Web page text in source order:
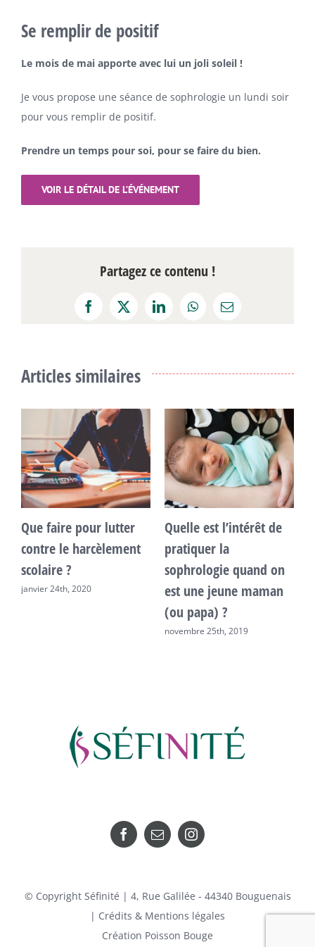
Se remplir de positif
Le mois de mai apporte avec lui un joli soleil !
Je vous propose une séance de sophrologie un lundi soir
pour vous remplir de positif.
Prendre un temps pour soi, pour se faire du bien.
VOIR LE DÉTAIL DE L’ÉVÉNEMENT
Partagez ce contenu !
Facebook
X LinkedInWhatsApp
Email
Articles similaires
Que faire pour lutter
contre le harcèlement
scolaire ?
janvier 24th, 2020
Quelle est l’intérêt de
pratiquer la
sophrologie quand on
est une jeune maman
(ou papa) ?
novembre 25th, 2019
© Copyright Séfinité | 4, Rue Galilée - 44340 Bouguenais
| Crédits & Mentions légales
Création Poisson Bouge